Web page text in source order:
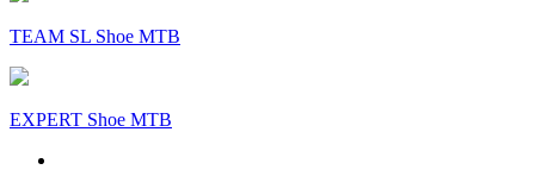
TEAM SL Shoe MTB
EXPERT Shoe MTB